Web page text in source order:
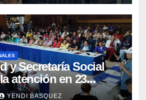
y Secretaría Social
atención en 23
YENDI BASQUEZ